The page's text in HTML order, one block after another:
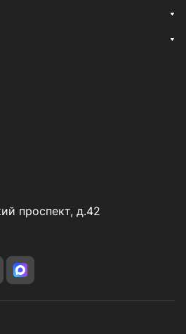
проспект, д.42